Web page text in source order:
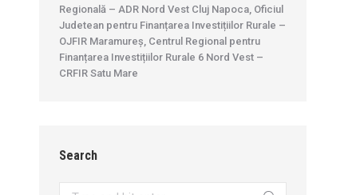
Regională – ADR Nord Vest Cluj Napoca, Oficiul
Judetean pentru Finanțarea Investițiilor Rurale –
OJFIR Maramureș, Centrul Regional pentru
Finanțarea Investițiilor Rurale 6 Nord Vest –
CRFIR Satu Mare
Search